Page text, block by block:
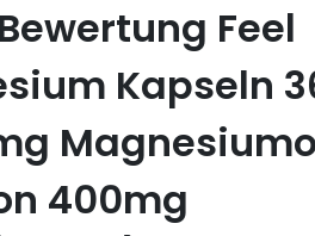
Feel
Kapseln
400mg